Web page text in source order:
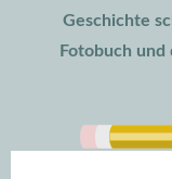
Geschichte
Fotobuch